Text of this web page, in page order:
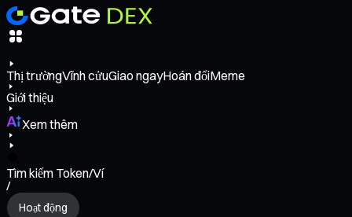
Thị trườngVĩnh cửuGiao ngayHoán đổiMeme
Giới thiệu
Xem thêm
Tìm kiếm Token/Ví
/
Hoạt động